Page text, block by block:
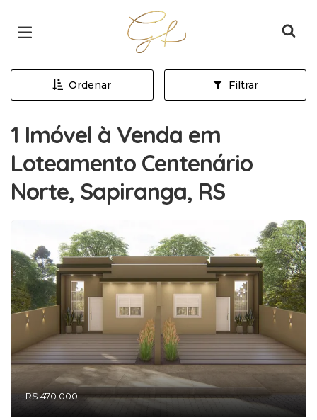
Página inicial
Ordenar Filtrar
1 Imóvel à Venda em
Loteamento Centenário
Norte, Sapiranga, RS
R$ 470.000